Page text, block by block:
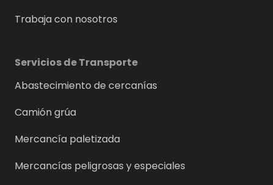
Trabaja con nosotros
Servicios de Transporte
Abastecimiento de cercanías
Camión grúa
Mercancía paletizada
Mercancías peligrosas y especiales